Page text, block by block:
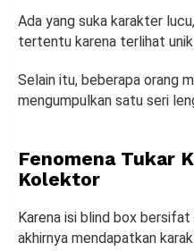
Ada yang suka karakter
tertentu karena terlihat unik
Selain itu, beberapa orang
mengumpulkan satu seri
Fenomena Tukar
Kolektor
Karena isi blind box
akhirnya mendapatkan